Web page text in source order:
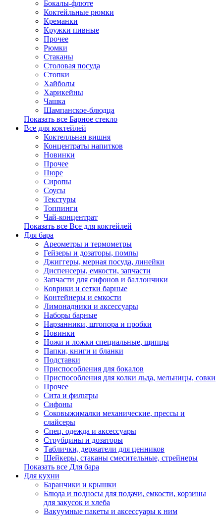
Бокалы-флюте
Коктейльные рюмки
Креманки
Кружки пивные
Прочее
Рюмки
Стаканы
Столовая посуда
Стопки
Хайболы
Харикейны
Чашка
Шампанское-блюдца
Показать все Барное стекло
Все для коктейлей
Коктелльная вишня
Концентраты напитков
Новинки
Прочее
Пюре
Сиропы
Соусы
Текстуры
Топпинги
Чай-концентрат
Показать все Все для коктейлей
Для бара
Ареометры и термометры
Гейзеры и дозаторы, помпы
Джиггеры, мерная посуда, линейки
Диспенсеры, емкости, запчасти
Запчасти для сифонов и баллончики
Коврики и сетки барные
Контейнеры и емкости
Лимонадники и аксессуары
Наборы барные
Нарзанники, штопора и пробки
Новинки
Ножи и ложки специальные, щипцы
Папки, книги и бланки
Подставки
Приспособления для бокалов
Приспособления для колки льда, мельницы, совки
Прочее
Сита и фильтры
Сифоны
Соковыжималки механические, прессы и
слайсеры
Спец. одежда и аксессуары
Струбцины и дозаторы
Таблички, держатели для ценников
Шейкеры, стаканы смесительные, стрейнеры
Показать все Для бара
Для кухни
Баранчики и крышки
Блюда и подносы для подачи, емкости, корзины
для закусок и хлеба
Вакуумные пакеты и аксессуары к ним